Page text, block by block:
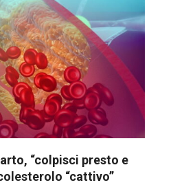
“colpisci presto e
“cattivo”